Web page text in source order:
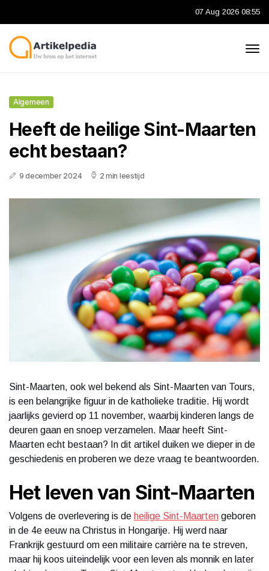
07 Aug 2026 08:55
Algemeen
Heeft de heilige Sint-Maarten
echt bestaan?
9 december 2024 2 min leestijd
Sint-Maarten, ook wel bekend als Sint-Maarten van Tours,
is een belangrijke figuur in de katholieke traditie. Hij wordt
jaarlijks gevierd op 11 november, waarbij kinderen langs de
deuren gaan en snoep verzamelen. Maar heeft Sint-
Maarten echt bestaan? In dit artikel duiken we dieper in de
geschiedenis en proberen we deze vraag te beantwoorden.
Het leven van Sint-Maarten
Volgens de overlevering is de heilige Sint-Maarten geboren
in de 4e eeuw na Christus in Hongarije. Hij werd naar
Frankrijk gestuurd om een militaire carrière na te streven,
maar hij koos uiteindelijk voor een leven als monnik en later